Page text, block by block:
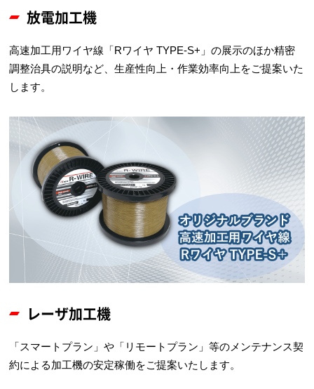
放電加工機
高速加工用ワイヤ線「Rワイヤ TYPE-S+」の展示のほか精密
調整治具の説明など、生産性向上・作業効率向上をご提案いた
します。
レーザ加工機
「スマートプラン」や「リモートプラン」等のメンテナンス契
約による加工機の安定稼働をご提案いたします。